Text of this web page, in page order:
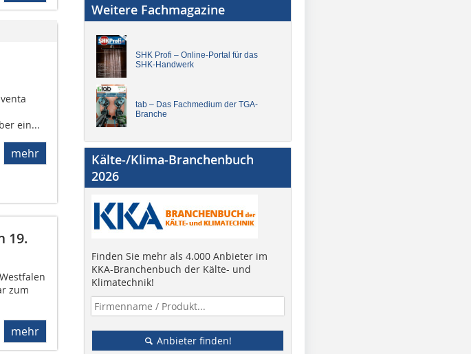
ein...
mehr
19.
zum
mehr
Weitere Fachmagazine
SHK Profi – Online-Portal für das
SHK-Handwerk
tab – Das Fachmedium der TGA-
Branche
Kälte-/Klima-Branchenbuch
2026
Finden Sie mehr als 4.000 Anbieter im
KKA-Branchenbuch der Kälte- und
Klimatechnik!
Anbieter finden!